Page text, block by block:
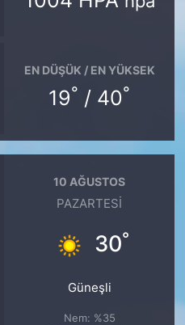
EN DÜŞÜK / EN YÜKSEK
19° / 40°
10 AĞUSTOS
PAZARTESI
30°
Güneşli
Nem: %35